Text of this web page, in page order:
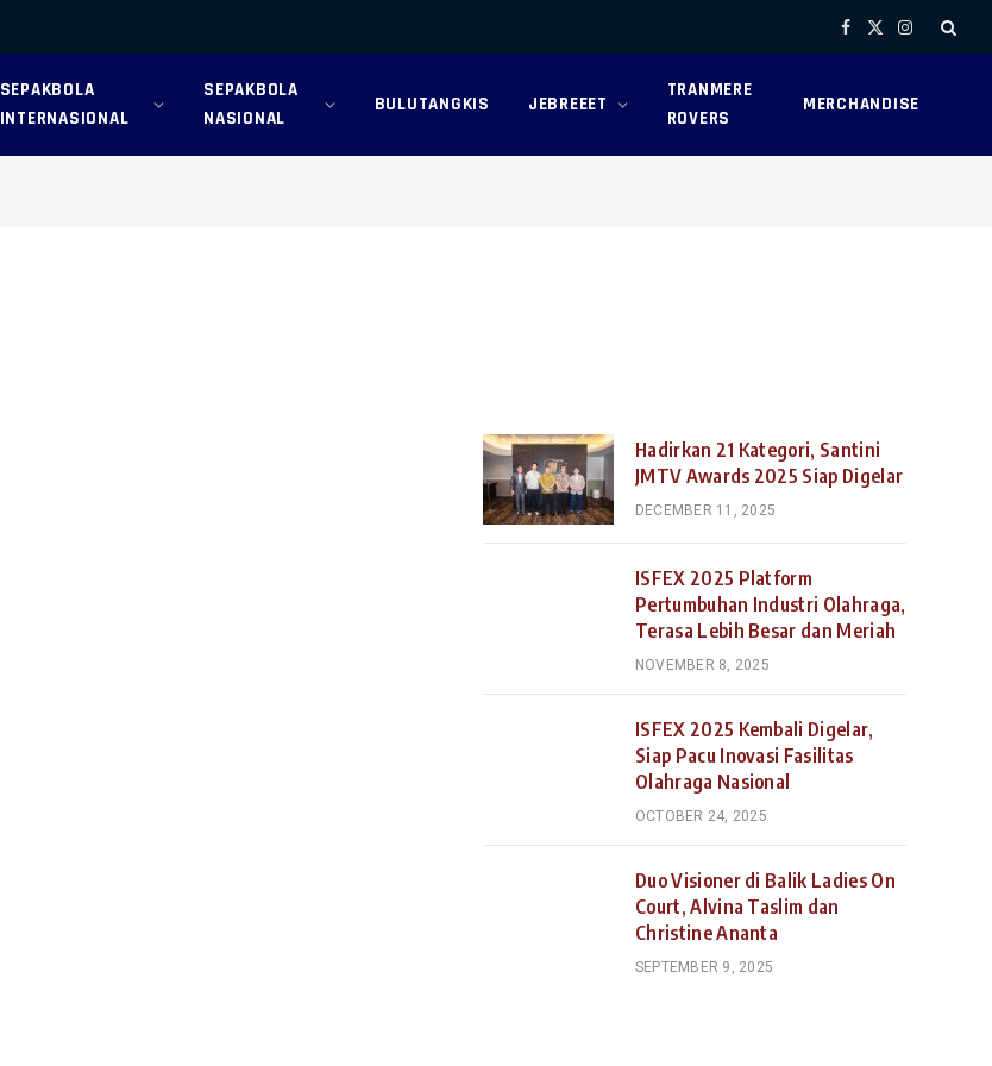
Facebook
X
Instagram
SEPAKBOLA
INTERNASIONAL
SEPAKBOLA
NASIONAL
BULUTANGKIS JEBREEET
TRANMERE
ROVERS
MERCHANDISE
Hadirkan 21 Kategori, Santini
JMTV Awards 2025 Siap Digelar
DECEMBER 11, 2025
ISFEX 2025 Platform
Pertumbuhan Industri Olahraga,
Terasa Lebih Besar dan Meriah
NOVEMBER 8, 2025
ISFEX 2025 Kembali Digelar,
Siap Pacu Inovasi Fasilitas
Olahraga Nasional
OCTOBER 24, 2025
Duo Visioner di Balik Ladies On
Court, Alvina Taslim dan
Christine Ananta
SEPTEMBER 9, 2025